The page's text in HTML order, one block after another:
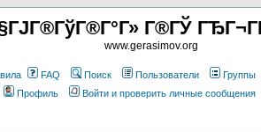
Г®ГЎ
www.gerasimov.org
FAQ Поиск Пользователи Группы
Профиль
Войти и проверить личные сообщения